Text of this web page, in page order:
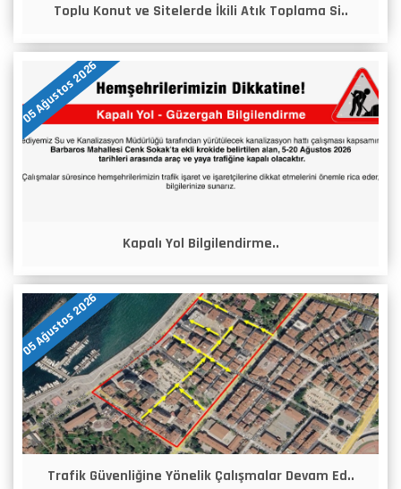
Toplu Konut ve Sitelerde İkili Atık Toplama Si..
05 Ağustos 2026
Kapalı Yol Bilgilendirme..
05 Ağustos 2026
Trafik Güvenliğine Yönelik Çalışmalar Devam Ed..